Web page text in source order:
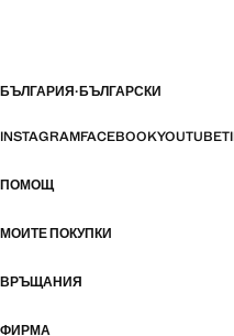
БЪЛГАРИЯ·БЪЛГАРСКИ
INSTAGRAMFACEBOOKYOUTUBE
ПОМОЩ
МОИТЕ ПОКУПКИ
ВРЪЩАНИЯ
ФИРМА